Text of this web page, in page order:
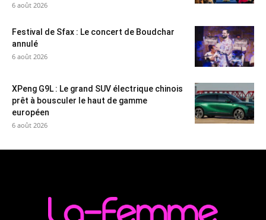
6 août 2026
Festival de Sfax : Le concert de Boudchar
annulé
6 août 2026
XPeng G9L : Le grand SUV électrique chinois
prêt à bousculer le haut de gamme
européen
6 août 2026